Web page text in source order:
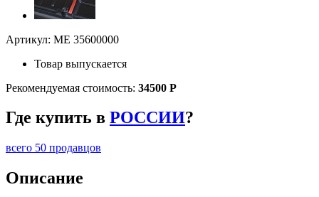
Артикул: ME 35600000
Товар выпускается
Рекомендуемая стоимость: 34500 Р
Где купить в РОССИИ?
всего 50 продавцов
Описание